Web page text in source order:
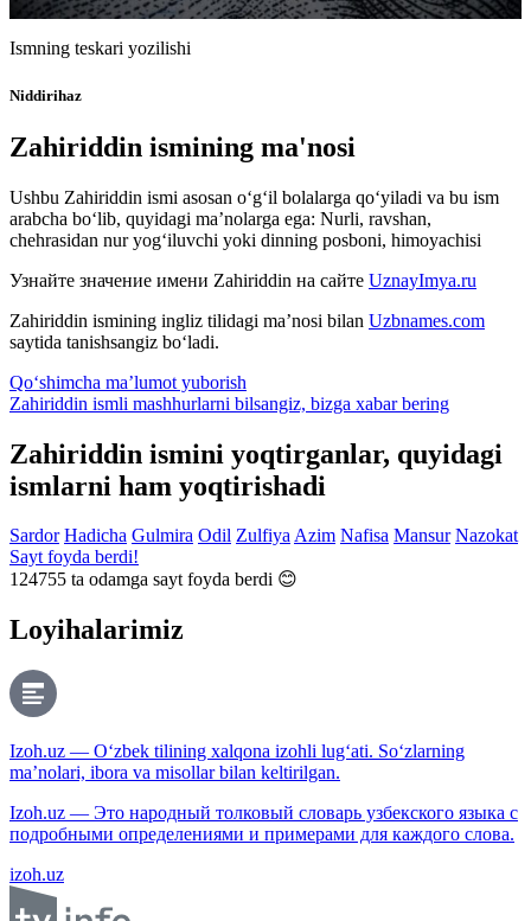
Ismning teskari yozilishi
Niddirihaz
Zahiriddin ismining ma'nosi
Ushbu Zahiriddin ismi asosan o‘g‘il bolalarga qo‘yiladi va bu ism
arabcha bo‘lib, quyidagi ma’nolarga ega: Nurli, ravshan,
chehrasidan nur yog‘iluvchi yoki dinning posboni, himoyachisi
Узнайте значение имени Zahiriddin на сайте UznayImya.ru
Zahiriddin ismining ingliz tilidagi ma’nosi bilan Uzbnames.com
saytida tanishsangiz bo‘ladi.
Qo‘shimcha ma’lumot yuborish
Zahiriddin ismli mashhurlarni bilsangiz, bizga xabar bering
Zahiriddin ismini yoqtirganlar, quyidagi
ismlarni ham yoqtirishadi
Sardor Hadicha Gulmira Odil ZulfiyaAzim Nafisa Mansur Nazokat
Sayt foyda berdi!
124755 ta odamga sayt foyda berdi 😊
Loyihalarimiz
Izoh.uz — O‘zbek tilining xalqona izohli lug‘ati. So‘zlarning
ma’nolari, ibora va misollar bilan keltirilgan.
Izoh.uz — Это народный толковый словарь узбекского языка с
подробными определениями и примерами для каждого слова.
izoh.uz